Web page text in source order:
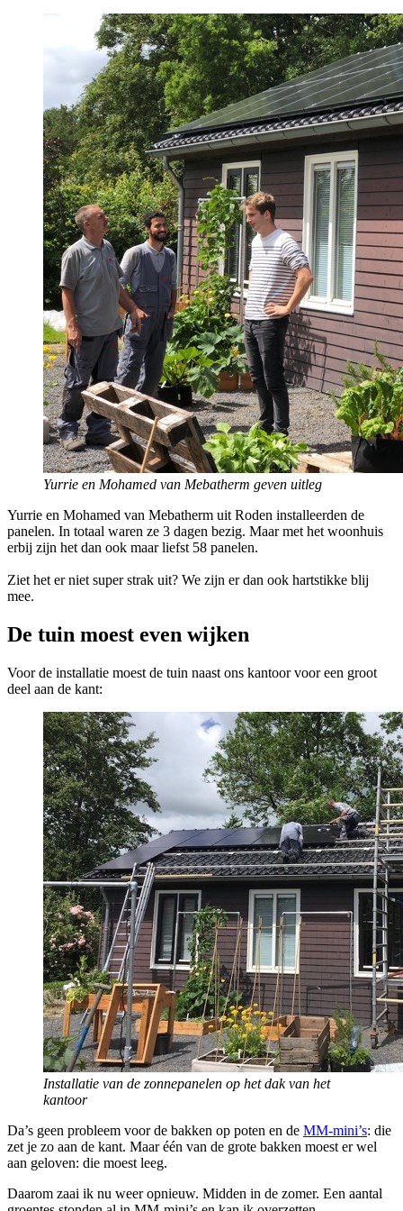
Yurrie en Mohamed van Mebatherm geven uitleg
Yurrie en Mohamed van Mebatherm uit Roden installeerden de
panelen. In totaal waren ze 3 dagen bezig. Maar met het woonhuis
erbij zijn het dan ook maar liefst 58 panelen.
Ziet het er niet super strak uit? We zijn er dan ook hartstikke blij
mee.
De tuin moest even wijken
Voor de installatie moest de tuin naast ons kantoor voor een groot
deel aan de kant:
Installatie van de zonnepanelen op het dak van het
kantoor
Da’s geen probleem voor de bakken op poten en de MM-mini’s: die
zet je zo aan de kant. Maar één van de grote bakken moest er wel
aan geloven: die moest leeg.
Daarom zaai ik nu weer opnieuw. Midden in de zomer. Een aantal